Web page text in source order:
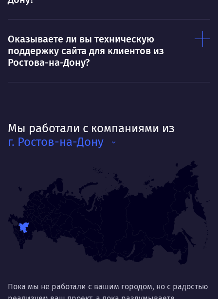
Оказываете ли вы техническую
поддержку сайта для клиентов из
Ростова-на-Дону?
Мы работали с компаниями из
г. Ростов-на-Дону
Пока мы не работали с вашим городом, но с радостью